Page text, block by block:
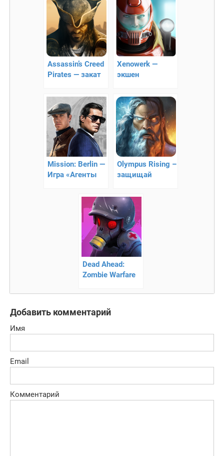
Assassin’s Creed
Pirates — закат
Xenowerk —
экшен
Mission: Berlin —
Игра «Агенты
Olympus Rising –
защищай
олимп!
Dead Ahead:
Zombie Warfare
зомби!
Добавить комментарий
Имя
Email
Комментарий